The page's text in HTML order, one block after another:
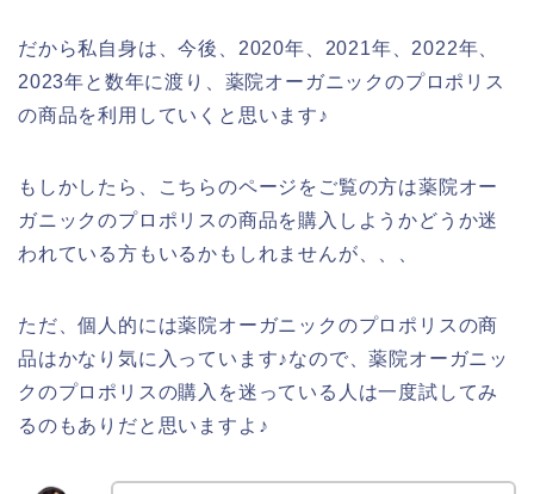
だから私自身は、今後、2020年、2021年、2022年、
2023年と数年に渡り、薬院オーガニックのプロポリス
の商品を利用していくと思います♪
もしかしたら、こちらのページをご覧の方は薬院オー
ガニックのプロポリスの商品を購入しようかどうか迷
われている方もいるかもしれませんが、、、
ただ、個人的には薬院オーガニックのプロポリスの商
品はかなり気に入っています♪なので、薬院オーガニッ
クのプロポリスの購入を迷っている人は一度試してみ
るのもありだと思いますよ♪